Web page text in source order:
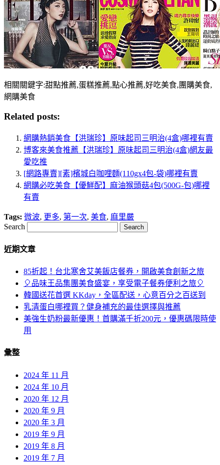
相關關鍵字:甜點推薦,蛋糕推薦,點心推薦,好吃美食,團購美食,
網購美食
Related posts:
網購熱銷美食【洪瑞珍】原味起司三明治(4盒)哪裡有賣
博客來美食推薦【洪瑞珍】原味起司三明治(4盒)網友最
愛吃推
[網路專賣][素]檳城白咖哩麵(110gx4包-袋)哪裡有賣
網購必吃美食【優鮮配】麻油猴頭菇4包(500G-包)哪裡
有賣
Tags: 微波, 更多, 第一次, 美食, 麻里嚴
Search
近期文章
85折起！台北寒舍艾美飯店餐券，開啟美食創新之旅
🎈品味王品集團美食盛宴，享受電子餐券便利之旅🎈
韓國送花首選 KKday，全區配送，心意百分之百送到
乳清蛋白哪裡買？健身補充的最佳選擇與推薦
美強生奶粉最新優惠！首購滿千折200元，優惠碼限時使
用
彙整
2024 年 11 月
2024 年 10 月
2020 年 12 月
2020 年 9 月
2020 年 3 月
2019 年 9 月
2019 年 8 月
2019 年 7 月